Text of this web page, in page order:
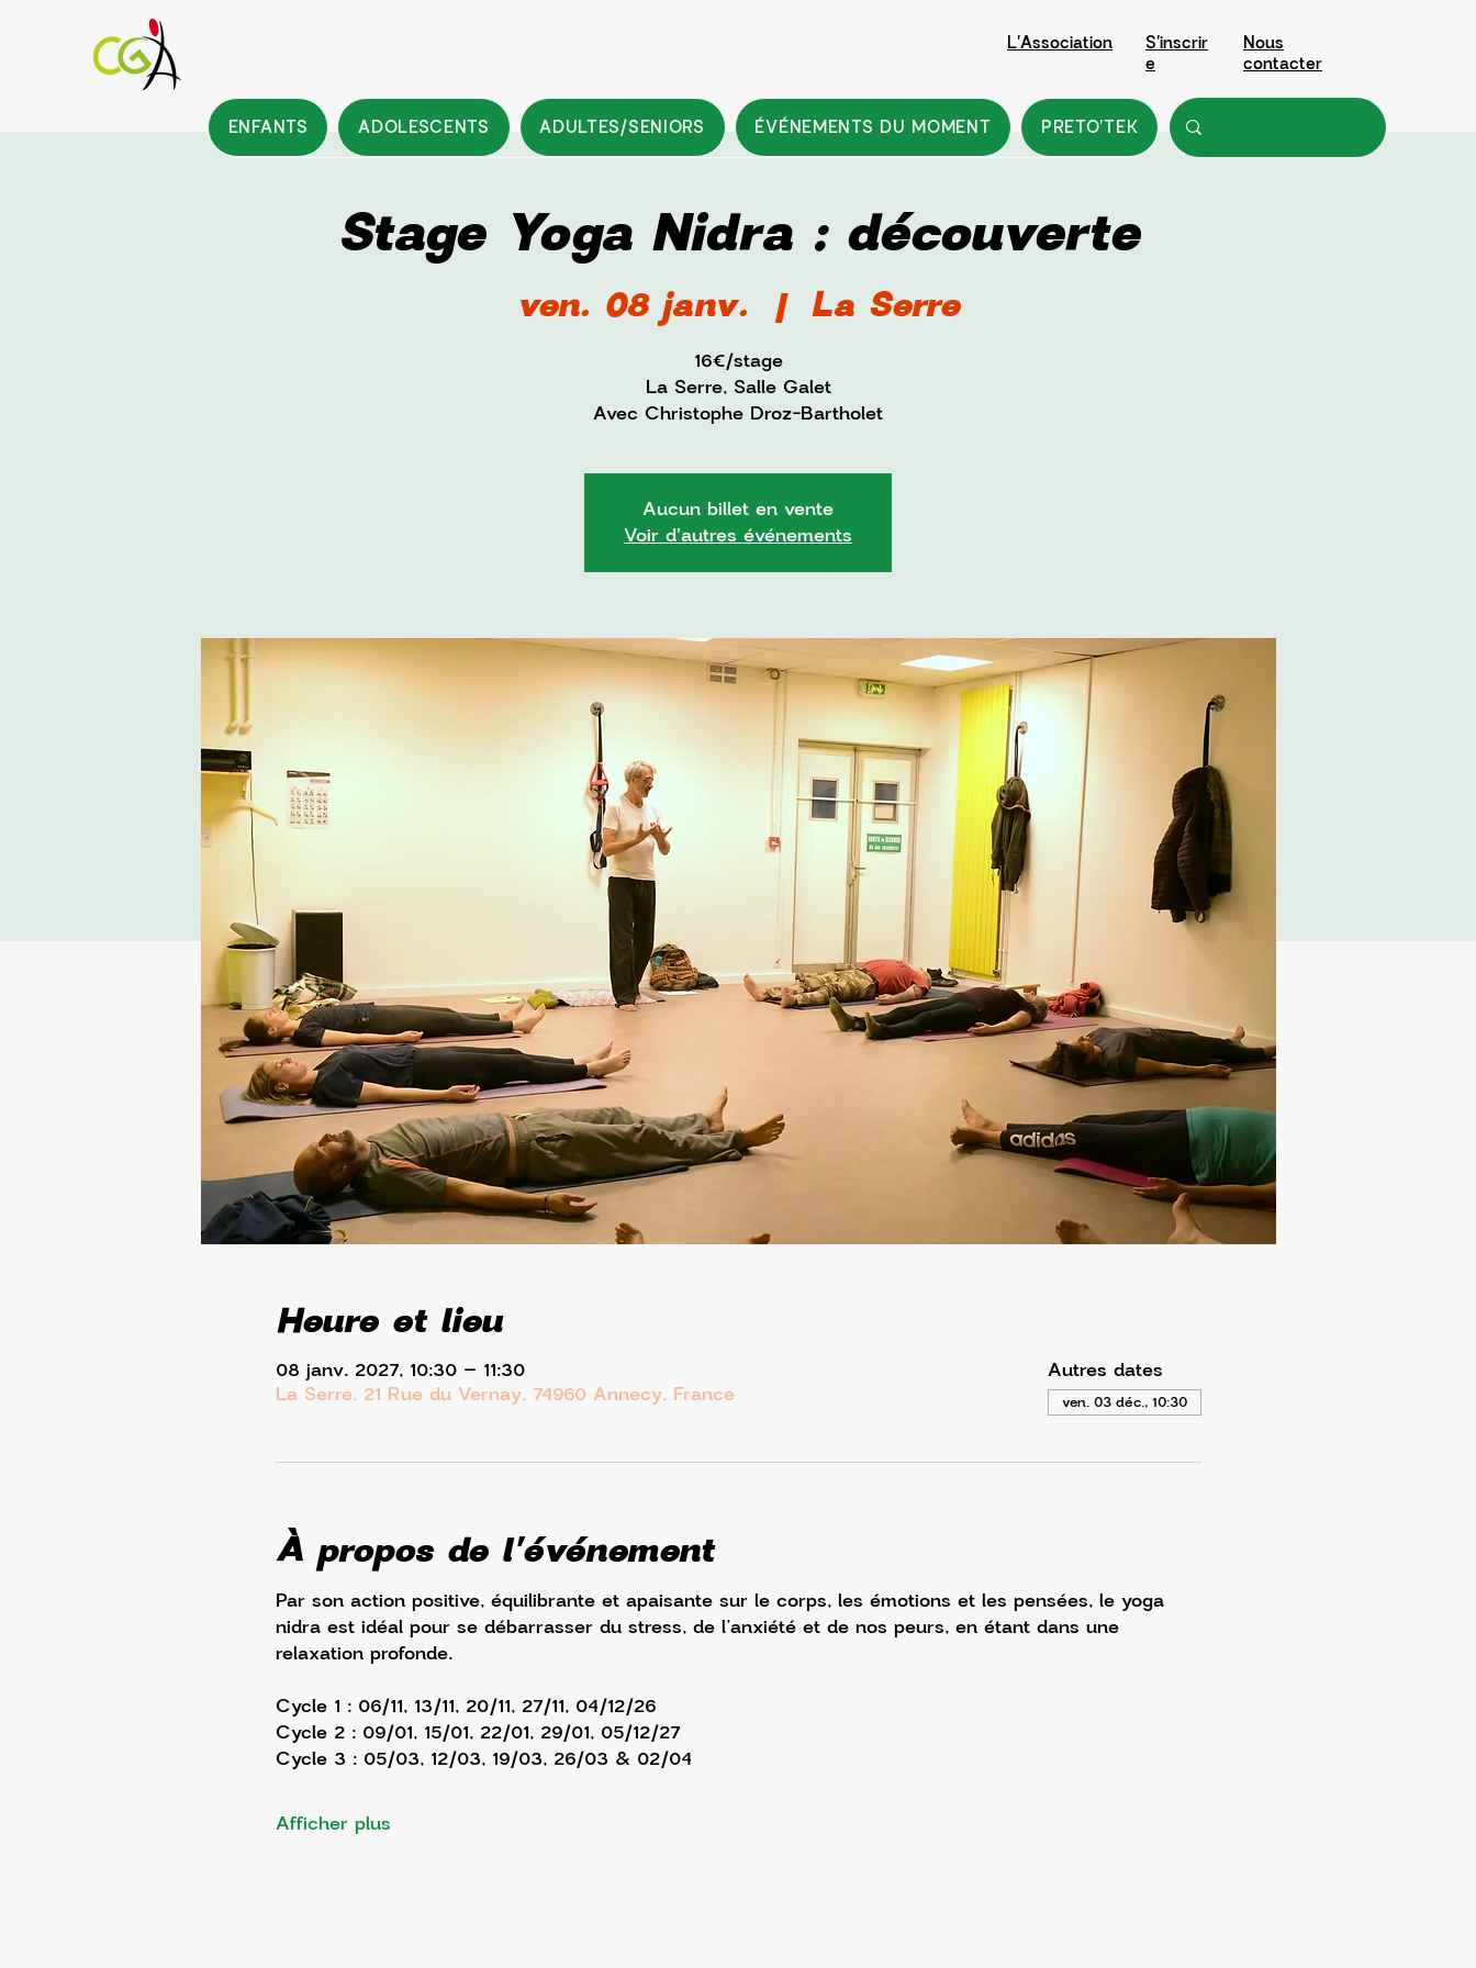
L'Association S'inscrir
e
Nous
contacter
ENFANTS
ADOLESCENTS ADULTES/SENIORS ÉVÉNEMENTS DU MOMENT PRETO'TEK
Stage Yoga Nidra : découverte
ven. 08 janv.
  |
La Serre
16€/stage
La Serre, Salle Galet
Avec Christophe Droz-Bartholet
Aucun billet en vente
Voir d'autres événements
Heure et lieu
08 janv. 2027, 10:30 – 11:30
La Serre, 21 Rue du Vernay, 74960 Annecy, France
Autres dates
ven. 03 déc., 10:30
À propos de l'événement
Par son action positive, équilibrante et apaisante sur le corps, les émotions et les pensées, le yoga
nidra est idéal pour se débarrasser du stress, de l’anxiété et de nos peurs, en étant dans une
relaxation profonde.
Cycle 1 : 06/11, 13/11, 20/11, 27/11, 04/12/26
Cycle 2 : 09/01, 15/01, 22/01, 29/01, 05/12/27
Cycle 3 : 05/03, 12/03, 19/03, 26/03 & 02/04
Afficher plus